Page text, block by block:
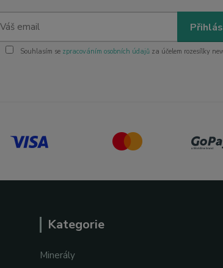
Souhlasím se zpracováním osobních údajůza účelem rozesílky
Kategorie
Minerály